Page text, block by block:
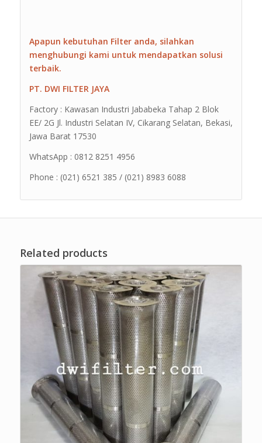
Apapun kebutuhan Filter anda, silahkan
menghubungi kami untuk mendapatkan solusi
terbaik.
PT. DWI FILTER JAYA
Factory : Kawasan Industri Jababeka Tahap 2 Blok
EE/ 2G Jl. Industri Selatan IV, Cikarang Selatan, Bekasi,
Jawa Barat 17530
WhatsApp : 0812 8251 4956
Phone : (021) 6521 385 / (021) 8983 6088
Related products